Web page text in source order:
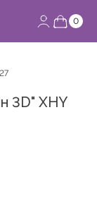
0
3D" XHY